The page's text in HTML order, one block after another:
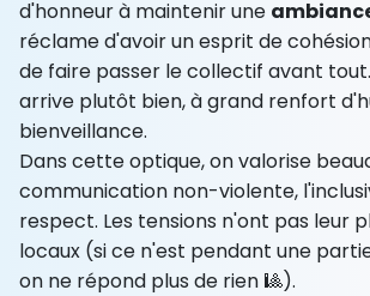
d'honneur à maintenir une
réclame d'avoir un esprit de
de faire passer le collectif avant
arrive plutôt bien, à grand renfort
bienveillance.
Dans cette optique, on valorise
communication non-violente,
respect. Les tensions n'ont pas leur
locaux (si ce n'est pendant une
on ne répond plus de rien 🎱).